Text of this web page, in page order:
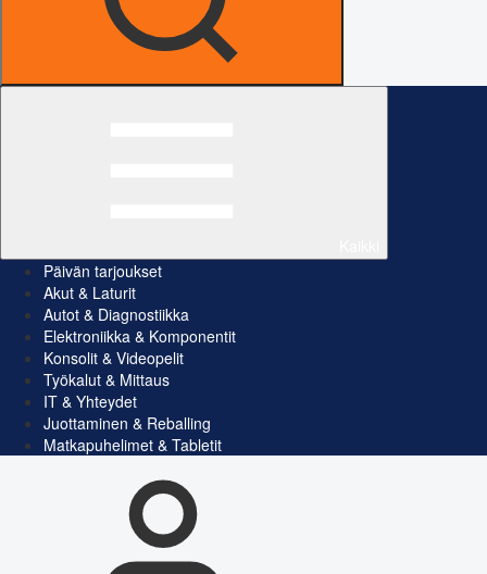
Päivän tarjoukset
Akut & Laturit
Autot & Diagnostiikka
Elektroniikka & Komponentit
Konsolit & Videopelit
Työkalut & Mittaus
IT & Yhteydet
Juottaminen & Reballing
Matkapuhelimet & Tabletit